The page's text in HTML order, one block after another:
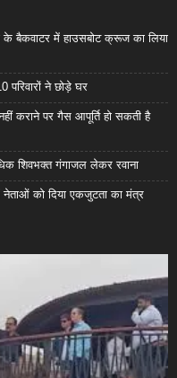
बैकवाटर में हाउसबोट क्रूज का लिया
ने छोड़े घर
कराने पर गैस आपूर्ति हो सकती है
शिवभक्त गंगाजल लेकर रवाना
को दिया एकजुटता का मंत्र